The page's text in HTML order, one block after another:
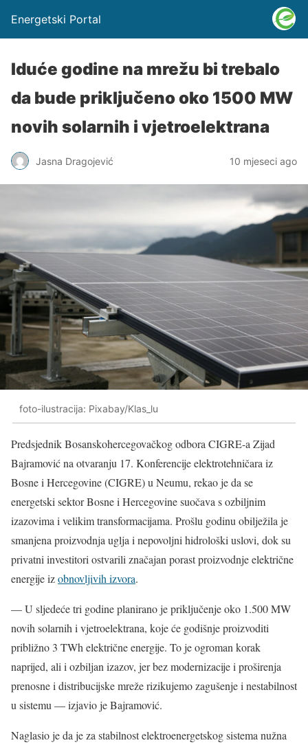
Energetski Portal
Iduće godine na mrežu bi trebalo
da bude priključeno oko 1500 MW
novih solarnih i vjetroelektrana
Jasna Dragojević 10 mjeseci ago
foto-ilustracija: Pixabay/Klas_lu
Predsjednik Bosanskohercegovačkog odbora CIGRE-a Zijad
Bajramović na otvaranju 17. Konferencije elektrotehničara iz
Bosne i Hercegovine (CIGRE) u Neumu, rekao je da se
energetski sektor Bosne i Hercegovine suočava s ozbiljnim
izazovima i velikim transformacijama. Prošlu godinu obilježila je
smanjena proizvodnja uglja i nepovoljni hidrološki uslovi, dok su
privatni investitori ostvarili značajan porast proizvodnje električne
energije izobnovljivih izvora.
— U sljedeće tri godine planirano je priključenje oko 1.500 MW
novih solarnih i vjetroelektrana, koje će godišnje proizvoditi
približno 3 TWh električne energije. To je ogroman korak
naprijed, ali i ozbiljan izazov, jer bez modernizacije i proširenja
prenosne i distribucijske mreže rizikujemo zagušenje i nestabilnost
u sistemu — izjavio je Bajramović.
Naglasio je da je za stabilnost elektroenergetskog sistema nužna